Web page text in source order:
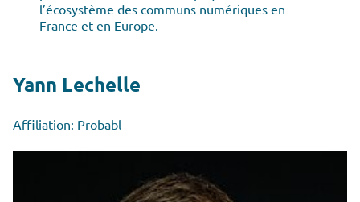
l’écosystème des communs numériques en
France et en Europe.
Yann Lechelle
Affiliation: Probabl